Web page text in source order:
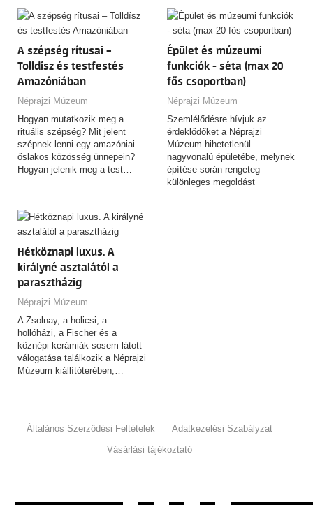
A szépség rítusai –
Tolldísz és testfestés
Amazóniában
Néprajzi Múzeum
Hogyan mutatkozik meg a
rituális szépség? Mit jelent
szépnek lenni egy amazóniai
őslakos közösség ünnepein?
Hogyan jelenik meg a test…
Épület és múzeumi
funkciók - séta (max 20
fős csoportban)
Néprajzi Múzeum
Szemlélődésre hívjuk az
érdeklődőket a Néprajzi
Múzeum hihetetlenül
nagyvonalú épületébe, melynek
építése során rengeteg
különleges megoldást
Hétköznapi luxus. A
királyné asztalától a
parasztházig
Néprajzi Múzeum
A Zsolnay, a holicsi, a
hollóházi, a Fischer és a
köznépi kerámiák sosem látott
válogatása találkozik a Néprajzi
Múzeum kiállítóterében,…
Általános Szerződési Feltételek
Adatkezelési Szabályzat
Vásárlási tájékoztató